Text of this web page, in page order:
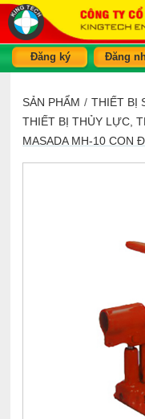
Đăng ký Đăng
SẢN PHẨM / THIẾT BỊ
THIẾT BỊ THỦY LỰC,
MASADA MH-10 CON